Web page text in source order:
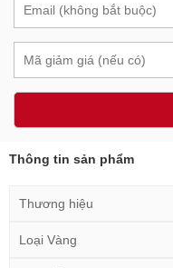
Thông tin sản phẩm
Thương hiệu
Loại Vàng